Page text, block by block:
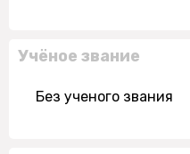
Учёное звание
Без ученого звания